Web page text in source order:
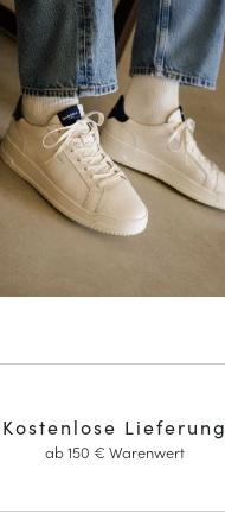
Kostenlose Lieferung
ab 150 € Warenwert